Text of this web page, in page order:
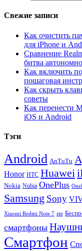
Свежие записи
Как очистить
для iPhone и
Сравнение
битва
Как включить
пошаговая
Как скрыть
советы
Как перенести
iOS и Android
Тэги
Android AnTuTu
Honor HTC Huawei
Nokia Nubia OnePlus
Samsung Sony
Xiaomi Redmi Note 7 zte
смартфоны
Смартфон